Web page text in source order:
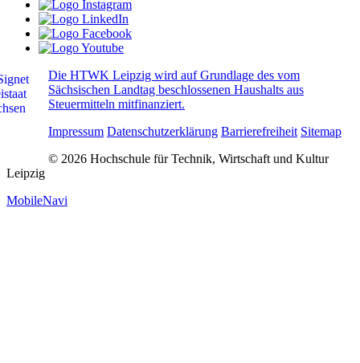
Die HTWK Leipzig wird auf Grundlage des vom
Sächsischen Landtag beschlossenen Haushalts aus
Steuermitteln mitfinanziert.
Impressum Datenschutzerklärung Barrierefreiheit Sitemap
© 2026 Hochschule für Technik, Wirtschaft und Kultur
Leipzig
MobileNavi